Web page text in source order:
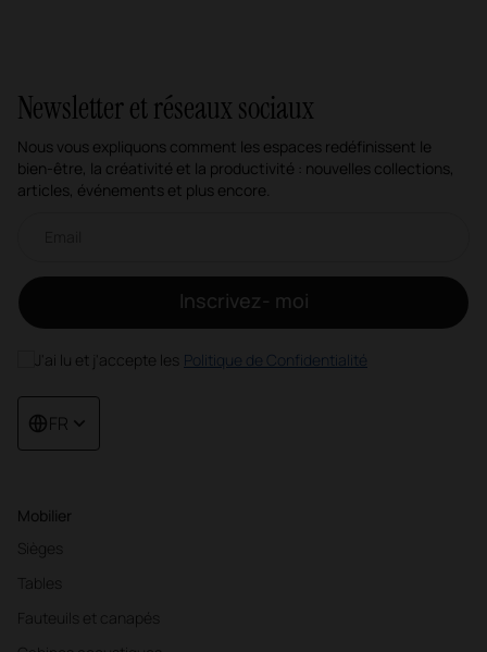
Mobilier
Sièges
Tables
Fauteuils et canapés
Newsletter et réseaux sociaux
Nous vous expliquons comment les espaces redéfinissent le
bien-être, la créativité et la productivité : nouvelles collections,
articles, événements et plus encore.
Inscrivez- moi
J'ai lu et j'accepte les Politique de Confidentialité
FR